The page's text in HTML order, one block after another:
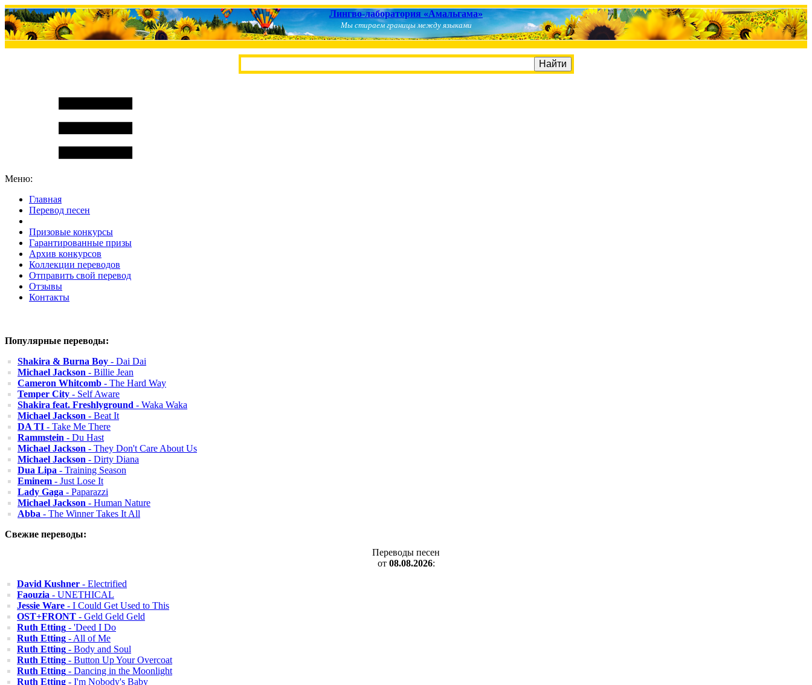
Лингво-лаборатория «Амальгама»
Мы стираем границы между языками
Меню:
Главная
Перевод песен
Призовые конкурсы
Гарантированные призы
Архив конкурсов
Коллекции переводов
Отправить свой перевод
Отзывы
Контакты
Популярные переводы:
Shakira & Burna Boy - Dai Dai
Michael Jackson - Billie Jean
Cameron Whitcomb - The Hard Way
Temper City - Self Aware
Shakira feat. Freshlyground - Waka Waka
Michael Jackson - Beat It
DA TI - Take Me There
Rammstein - Du Hast
Michael Jackson - They Don't Care About Us
Michael Jackson - Dirty Diana
Dua Lipa - Training Season
Eminem - Just Lose It
Lady Gaga - Paparazzi
Michael Jackson - Human Nature
Abba - The Winner Takes It All
Свежие переводы:
Переводы песен
от 08.08.2026:
David Kushner - Electrified
Faouzia - UNETHICAL
Jessie Ware - I Could Get Used to This
OST+FRONT - Geld Geld Geld
Ruth Etting - 'Deed I Do
Ruth Etting - All of Me
Ruth Etting - Body and Soul
Ruth Etting - Button Up Your Overcoat
Ruth Etting - Dancing in the Moonlight
Ruth Etting - I'm Nobody's Baby